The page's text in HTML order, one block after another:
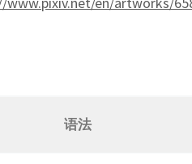
语法